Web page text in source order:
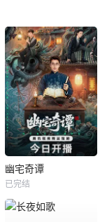
幽宅奇谭
已完结